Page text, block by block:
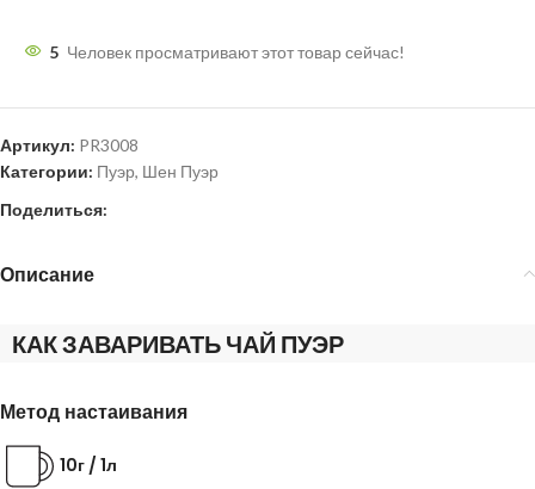
5 Человек просматривают этот товар сейчас!
Артикул: PR3008
Категории: Пуэр, Шен Пуэр
Поделиться:
Описание
КАК ЗАВАРИВАТЬ ЧАЙ ПУЭР
Метод настаивания
10г / 1л